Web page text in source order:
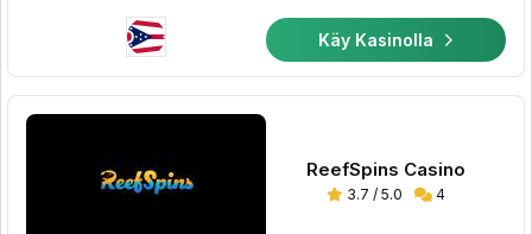
Käy Kasinolla
ReefSpins Casino
3.7 / 5.0 4